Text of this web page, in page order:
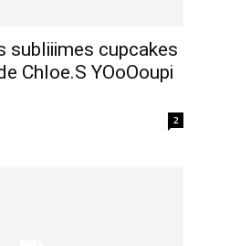
subliiimes cupcakes
Chloe.S YOoOoupi
2